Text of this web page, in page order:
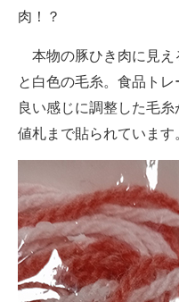
肉！？
本物の豚ひき肉に見え
と白色の毛糸。食品ト
良い感じに調整した毛
値札まで貼られています